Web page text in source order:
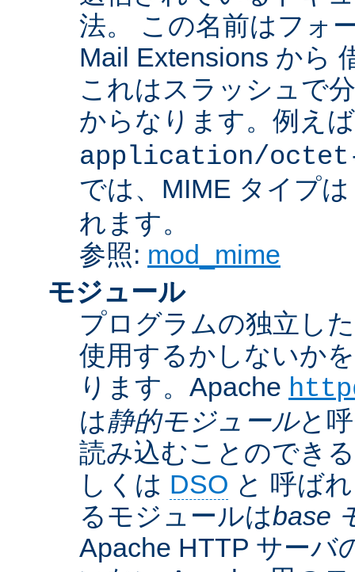
法。 この名前はフォ
Mail Extensions から
これはスラッシュで
からなります。例え
application/
では、MIME タイプ
れます。
参照: mod_mime
モジュール
プログラムの独立し
使用するかしないか
ります。Apache
は静的モジュールと
読み込むことのでき
しくは DSO と 呼ば
るモジュールはbase
Apache HTTP サーバ